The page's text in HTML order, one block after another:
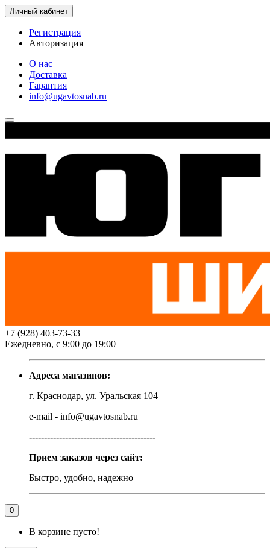
Личный кабинет
Регистрация
Авторизация
О нас
Доставка
Гарантия
info@ugavtosnab.ru
+7 (928) 403-73-33
Ежедневно, с 9:00 до 19:00
Адреса магазинов:
г. Краснодар, ул. Уральская 104
e-mail - info@ugavtosnab.ru
------------------------------------------
Прием заказов через сайт:
Быстро, удобно, надежно
0
В корзине пусто!